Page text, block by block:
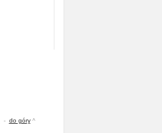
- do góry^